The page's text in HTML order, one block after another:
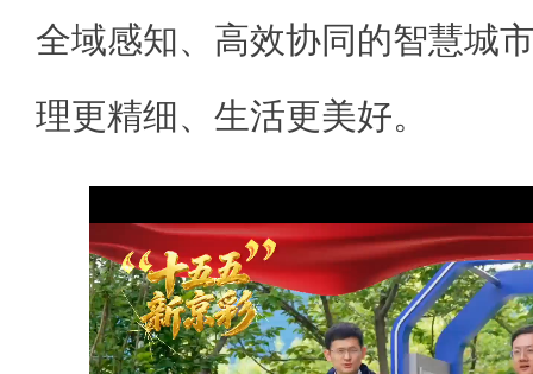
全域感知、高效协同的智慧城
理更精细、生活更美好。